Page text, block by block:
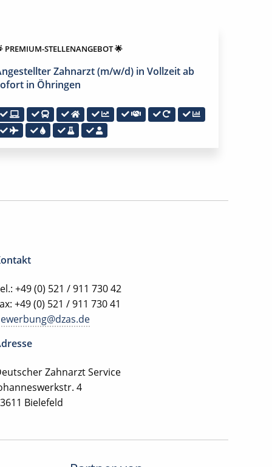
PREMIUM-STELLENANGEBOT 🌟
Zahnarzt (m/w/d) in Vollzeit ab
in Öhringen
+49 (0) 521 / 911 730 42
+49 (0) 521 / 911 730 41
Zahnarzt Service
4
Bielefeld